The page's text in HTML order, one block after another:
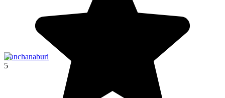
Kanchanaburi
5